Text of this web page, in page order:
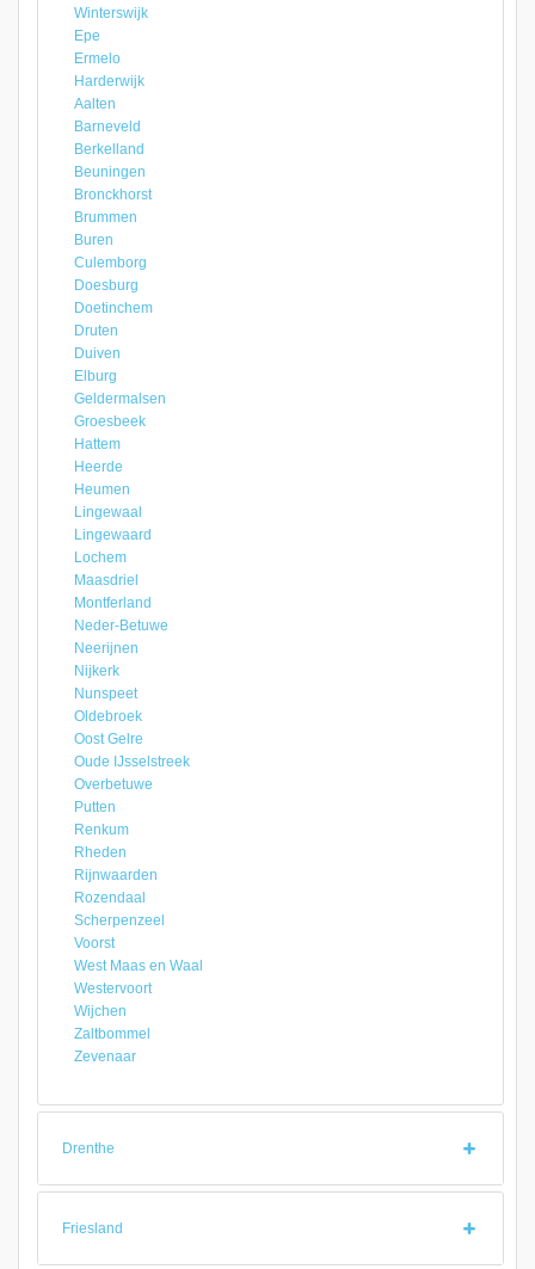
Winterswijk
Epe
Ermelo
Harderwijk
Aalten
Barneveld
Berkelland
Beuningen
Bronckhorst
Brummen
Buren
Culemborg
Doesburg
Doetinchem
Druten
Duiven
Elburg
Geldermalsen
Groesbeek
Hattem
Heerde
Heumen
Lingewaal
Lingewaard
Lochem
Maasdriel
Montferland
Neder-Betuwe
Neerijnen
Nijkerk
Nunspeet
Oldebroek
Oost Gelre
Oude IJsselstreek
Overbetuwe
Putten
Renkum
Rheden
Rijnwaarden
Rozendaal
Scherpenzeel
Voorst
West Maas en Waal
Westervoort
Wijchen
Zaltbommel
Zevenaar
Drenthe
Friesland